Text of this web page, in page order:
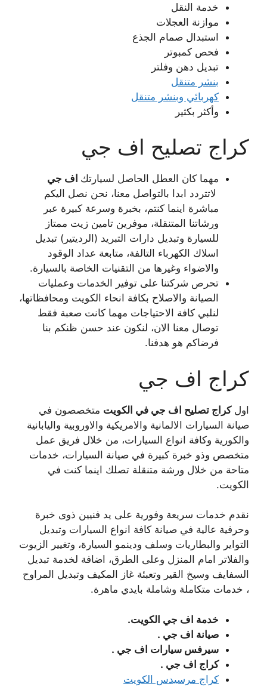
خدمة النقل
موازنة العجلات
استبدال صمام الجذع
فحص كمبوتر
تبديل دهن وفلتر
بنشر متنقل
كهربائي وبنشر متنقل
وأكثر بكثير
كراج تصليح اف جي
مهما كان العطل الحاصل لسيارتك اف جي
لاتتردد ابدا بالتواصل معنا، نحن نصل اليكم
مباشرة اينما كنتم، بخبرة وسرعة كبيرة عبر
ورشاتنا المتنقلة، موفرين تامين زيت ممتاز
للسيارة وتبديل دارات التبريد (الرديتير) تبديل
اسلاك الكهرباء التالفة، متابعة عداد الوقود
والاضواء وغيرها من التقنيات الخاصة بالسيارة.
تحرص شركتنا على توفير الخدمات وعمليات
الصيانة والاصلاح بكافة انحاء الكويت ومحافظاتها،
لنلبي كافة الاحتياجات مهما كانت صعبة فقط
توصال معنا الان، لنكون عند حسن ظنكم بنا
فرضاكم هو هدفنا.
كراج اف جي
اولكراج تصليح اف جي في الكويت متخصصون في
صيانة السيارات الالمانية والامريكية والاوروبية واليابانية
والكورية وكافة انواع السيارات، من خلال فريق عمل
متخصص وذو خبرة كبيرة في صيانة السيارات، خدمات
متاحة من خلال ورشة متنقلة تصلك اينما كنت في
الكويت.
نقدم خدمات سريعة وفورية على يد فنيين ذوى خبرة
وحرفية عالية في صيانة كافة انواع السيارات وتبديل
التواير والبطاريات وسلف ودينمو السيارة، وتغيير الزيوت
والفلاتر امام المنزل وعلى الطرق، اضافة لخدمة تبديل
السفايف وسيخ القير وتعبئة غاز المكيف وتبديل المراوح
، خدمات متكاملة وشاملة بايدي ماهرة.
خدمة اف جي الكويت.
صيانة اف جي .
سيرفس سيارات اف جي .
كراج اف جي .
كراج مرسيدس الكويت